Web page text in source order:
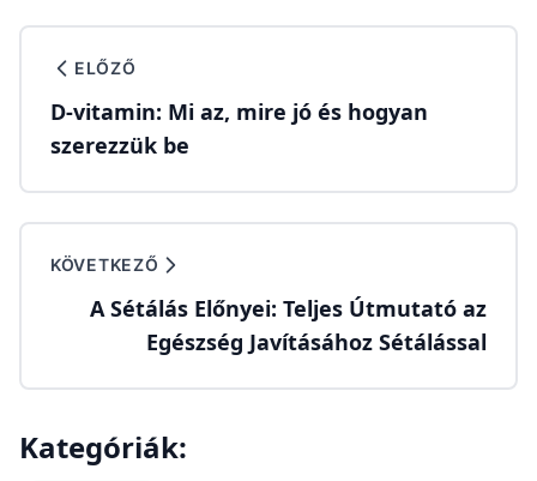
ELŐZŐ
D-vitamin: Mi az, mire jó és hogyan
szerezzük be
KÖVETKEZŐ
A Sétálás Előnyei: Teljes Útmutató az
Egészség Javításához Sétálással
Kategóriák: